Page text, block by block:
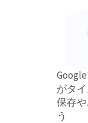
がタ
保存
う